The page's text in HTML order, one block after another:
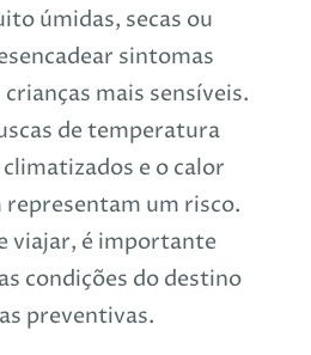
úmidas, secas ou
sintomas
mais sensíveis.
de temperatura
e o calor
um risco.
viajar, é importante
condições do destino
preventivas.